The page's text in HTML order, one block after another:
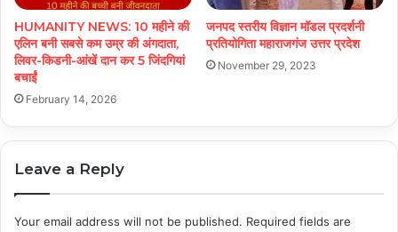
HUMANITY NEWS: 10 महीने की
एलिन बनी सबसे कम उम्र की अंगदाता,
लिवर-किडनी-आंखें दान कर 5 जिंदगियां
बचाईं
February 14, 2026
जनपद स्तरीय विज्ञान मॉडल प्रदर्शनी
प्रतियोगिता महाराजगंज उत्तर प्रदेश
November 29, 2023
Leave a Reply
Your email address will not be published. Required fields are